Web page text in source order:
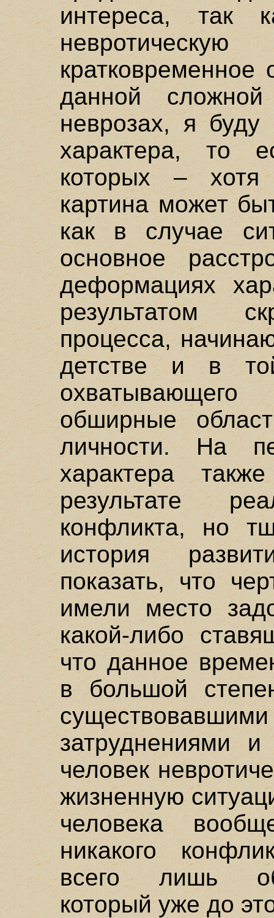
интереса, так
кратковременное
данной
неврозах, я
характера, то
которых – хотя
картина может
как в случае
основное
деформациях
результатом
процесса,
детстве и в
обширные
личности. На
характера
результате
конфликта, но
история
показать, что
имели место
какой-либо
что данное
в большой
затруднениями
человек
жизненную
человека
никакого
всего лишь
который уже до